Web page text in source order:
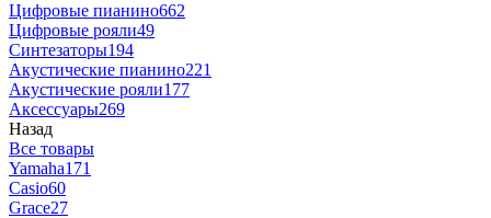
Цифровые пианино662
Цифровые рояли49
Синтезаторы194
Акустические пианино221
Акустические рояли177
Аксессуары269
Назад
Все товары
Yamaha171
Casio60
Grace27